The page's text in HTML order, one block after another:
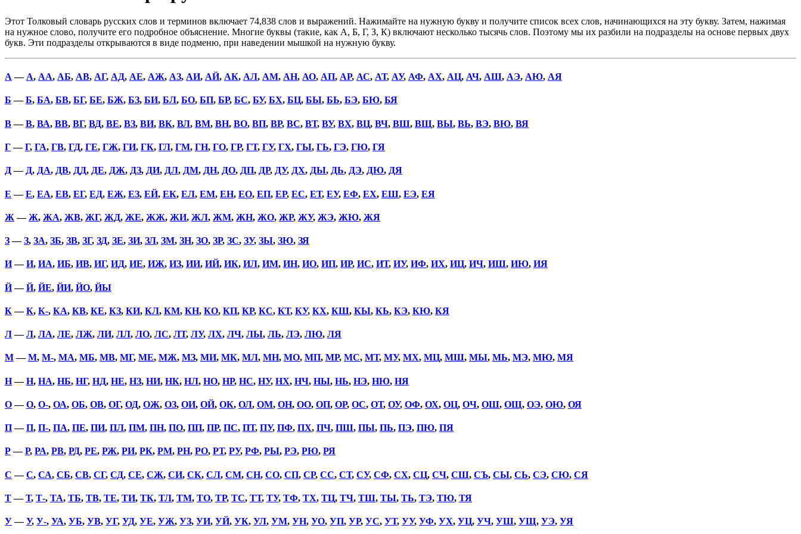
Этот Толковый словарь русских слов и терминов включает 74,838 слов и выражений. Нажимайте на нужную букву и получите список всех слов, начинающихся на эту букву. Затем, нажимая
на нужное слово, получите его подробное объяснение. Многие буквы (такие, как А, Б, Г, З, К) включают несколько тысячь слов. Поэтому мы их разбили на подразделы на основе первых двух
букв. Эти подразделы открываются в виде подменю, при наведении мышкой на нужную букву.
А — А, АА, АБ, АВ, АГ, АД, АЕ, АЖ, АЗ, АИ, АЙ, АК, АЛ, АМ, АН, АО, АП, АР, АС, АТ, АУ, АФ, АХ, АЦ, АЧ, АШ, АЭ, АЮ, АЯ
Б —Б, БА, БВ, БГ, БЕ, БЖ, БЗ, БИ, БЛ, БО, БП, БР, БС, БУ, БХ, БЦ, БЫ, БЬ, БЭ, БЮ, БЯ
В—В, ВА, ВВ, ВГ, ВД, ВЕ, ВЗ, ВИ, ВК, ВЛ, ВМ, ВН, ВО, ВП, ВР, ВС, ВТ, ВУ, ВХ, ВЦ, ВЧ, ВШ, ВЩ, ВЫ, ВЬ, ВЭ, ВЮ, ВЯ
Г—Г, ГА, ГВ, ГД, ГЕ, ГЖ, ГИ, ГК, ГЛ, ГМ, ГН, ГО, ГР, ГТ, ГУ, ГХ, ГЫ, ГЬ, ГЭ, ГЮ, ГЯ
Д— Д, ДА, ДВ, ДД, ДЕ, ДЖ, ДЗ, ДИ, ДЛ, ДМ, ДН, ДО, ДП, ДР, ДУ, ДХ, ДЫ, ДЬ, ДЭ, ДЮ, ДЯ
Е —Е, ЕА, ЕВ, ЕГ, ЕД, ЕЖ, ЕЗ, ЕЙ, ЕК, ЕЛ, ЕМ, ЕН, ЕО, ЕП, ЕР, ЕС, ЕТ, ЕУ, ЕФ, ЕХ, ЕШ, ЕЭ, ЕЯ
Ж —Ж, ЖА, ЖВ, ЖГ, ЖД, ЖЕ, ЖЖ, ЖИ, ЖЛ, ЖМ, ЖН, ЖО, ЖР, ЖУ, ЖЭ, ЖЮ, ЖЯ
З—З, ЗА, ЗБ, ЗВ, ЗГ, ЗД, ЗЕ, ЗИ, ЗЛ, ЗМ, ЗН, ЗО, ЗР, ЗС, ЗУ, ЗЫ, ЗЮ, ЗЯ
И—И, ИА, ИБ, ИВ, ИГ, ИД, ИЕ, ИЖ, ИЗ, ИИ, ИЙ, ИК, ИЛ, ИМ, ИН, ИО, ИП, ИР, ИС, ИТ, ИУ, ИФ, ИХ, ИЦ, ИЧ, ИШ, ИЮ, ИЯ
Й—Й, ЙЕ, ЙИ, ЙО, ЙЫ
К—К, К-, КА, КВ, КЕ, КЗ, КИ, КЛ, КМ, КН, КО, КП, КР, КС, КТ, КУ, КХ, КШ, КЫ, КЬ, КЭ, КЮ, КЯ
Л—Л, ЛА, ЛЕ, ЛЖ, ЛИ, ЛЛ, ЛО, ЛС, ЛТ, ЛУ, ЛХ, ЛЧ, ЛЫ, ЛЬ, ЛЭ, ЛЮ, ЛЯ
М—М, М-, МА, МБ, МВ, МГ, МЕ, МЖ, МЗ, МИ, МК, МЛ, МН, МО, МП, МР, МС, МТ, МУ, МХ, МЦ, МШ, МЫ, МЬ, МЭ, МЮ, МЯ
Н—Н, НА, НБ, НГ, НД, НЕ, НЗ, НИ, НК, НЛ, НО, НР, НС, НУ, НХ, НЧ, НЫ, НЬ, НЭ, НЮ, НЯ
О—О, О-, ОА, ОБ, ОВ, ОГ, ОД, ОЖ, ОЗ, ОИ, ОЙ, ОК, ОЛ, ОМ, ОН, ОО, ОП, ОР, ОС, ОТ, ОУ, ОФ, ОХ, ОЦ, ОЧ, ОШ, ОЩ, ОЭ, ОЮ, ОЯ
П—П, П-, ПА, ПЕ, ПИ, ПЛ, ПМ, ПН, ПО, ПП, ПР, ПС, ПТ, ПУ, ПФ, ПХ, ПЧ, ПШ, ПЫ, ПЬ, ПЭ, ПЮ, ПЯ
Р—Р, РА, РВ, РД, РЕ, РЖ, РИ, РК, РМ, РН, РО, РТ, РУ, РФ, РЫ, РЭ, РЮ, РЯ
С —С, СА, СБ, СВ, СГ, СД, СЕ, СЖ, СИ, СК, СЛ, СМ, СН, СО, СП, СР, СС, СТ, СУ, СФ, СХ, СЦ, СЧ, СШ, СЪ, СЫ, СЬ, СЭ, СЮ, СЯ
Т—Т, Т-, ТА, ТБ, ТВ, ТЕ, ТИ, ТК, ТЛ, ТМ, ТО, ТР, ТС, ТТ, ТУ, ТФ, ТХ, ТЦ, ТЧ, ТШ, ТЫ, ТЬ, ТЭ, ТЮ, ТЯ
У—У, У-, УА, УБ, УВ, УГ, УД, УЕ, УЖ, УЗ, УИ, УЙ, УК, УЛ, УМ, УН, УО, УП, УР, УС, УТ, УУ, УФ, УХ, УЦ, УЧ, УШ, УЩ, УЭ, УЯ